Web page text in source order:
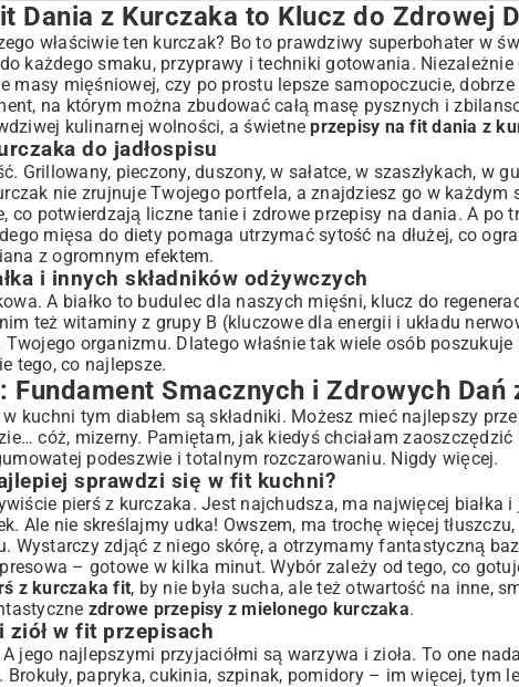
to Klucz do Zdrowej Diety?
do jadłospisu
składników odżywczych
Smacznych i Zdrowych Dań z Kurczaka
sprawdzi się w fit kuchni?
fit przepisach
ukrytych kalorii?
Kurczaka: Codzienne Inspiracje
i smacznie
Gotowe w kilka minut
na pożywną kolację
w Różnych Wydaniach Posiłków
ale pożywne
z Kurczakiem
Lekkość i smak
Kurczaka: Techniki i Porady
na parze: Wybierz zdrowie
smak bez dodatkowych kalorii?
czasu i konsekwencja
Pyszne Fit Dania z Kurczaka
Dania z Kurczaka to Klucz do Zdrowej
właściwie ten kurczak? Bo to prawdziwy superbohater w
każdego smaku, przyprawy i techniki gotowania.
masy mięśniowej, czy po prostu lepsze samopoczucie,
na którym można zbudować całą masę pysznych i
kulinarnej wolności, a świetneprzepisy na fit dania z
do jadłospisu
Grillowany, pieczony, duszony, w sałatce, w szaszłykach, w
nie zrujnuje Twojego portfela, a znajdziesz go w każdym
co potwierdzają liczne tanie i zdrowe przepisy na dania. A po
mięsa do diety pomaga utrzymać sytość na dłużej, co
z ogromnym efektem.
i innych składników odżywczych
A białko to budulec dla naszych mięśni, klucz do
też witaminy z grupy B (kluczowe dla energii i układu
organizmu. Dlatego właśnie tak wiele osób
tego, co najlepsze.
Fundament Smacznych i Zdrowych Dań
w kuchni tym diabłem są składniki. Możesz mieć najlepszy
cóż, mizerny. Pamiętam, jak kiedyś chciałam
podeszwie i totalnym rozczarowaniu. Nigdy więcej.
sprawdzi się w fit kuchni?
pierś z kurczaka. Jest najchudsza, ma najwięcej białka
Ale nie skreślajmy udka! Owszem, ma trochę więcej
Wystarczy zdjąć z niego skórę, a otrzymamy fantastyczną
– gotowe w kilka minut. Wybór zależy od tego, co
z kurczaka fit, by nie była sucha, ale też otwartość na inne,
zdrowe przepisy z mielonego kurczaka.
ziół w fit przepisach
jego najlepszymi przyjaciółmi są warzywa i zioła. To one
papryka, cukinia, szpinak, pomidory – im więcej, tym